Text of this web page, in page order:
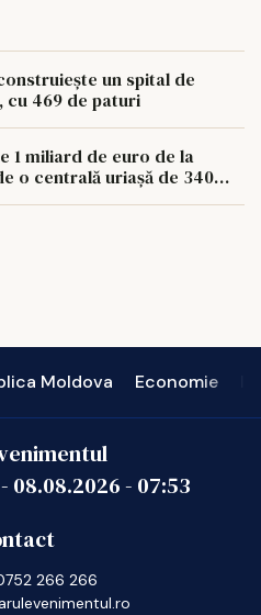
un spital de
cu 469 de paturi
1 miliard de euro de la
o centrală uriașă de 340
Moldova Economie
08.08.2026- 07:53
266 266